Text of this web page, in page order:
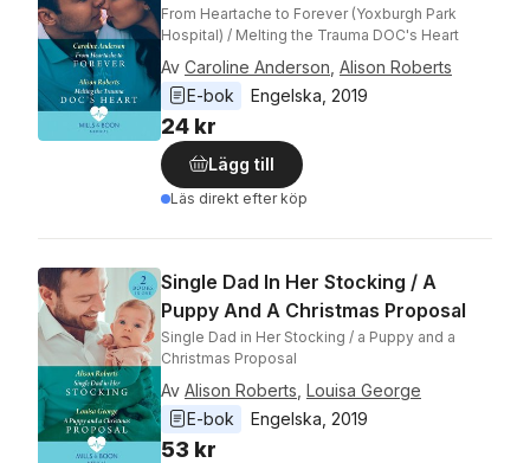
From Heartache to Forever (Yoxburgh Park
Hospital) / Melting the Trauma DOC's Heart
Av Caroline Anderson Alison Roberts
E-bok
Engelska 2019
24 kr
Lägg till
Läs direkt efter köp
Single Dad In Her Stocking / A
Puppy And A Christmas Proposal
Single Dad in Her Stocking / a Puppy and a
Christmas Proposal
Av Alison Roberts Louisa George
E-bok
Engelska 2019
53 kr